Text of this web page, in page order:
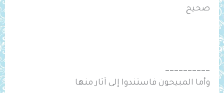
صحيح
__________
وأما المبيحون فاستندوا إلى آثار منها